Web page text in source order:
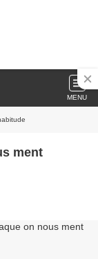
MENU
ment